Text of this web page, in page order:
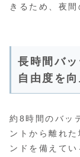
きるため、夜
長時間バ
自由度を向
約8時間のバッ
ントから離れ
ンドを備えて